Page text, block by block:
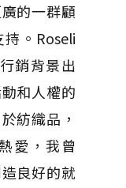
的一群顧
。Roseli
銷背景出
和人權的
紡織品，
愛，我曾
良好的就